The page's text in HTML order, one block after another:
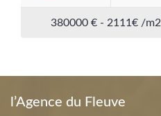
380000 € - 2111€ /m2
l’Agence du Fleuve